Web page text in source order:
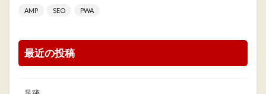
AMP SEO PWA
最近の投稿